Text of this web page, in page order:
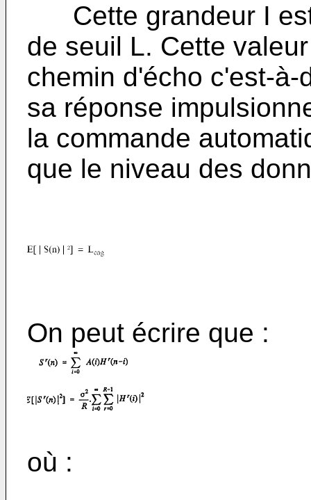
Cette grandeur I est
de seuil L. Cette
chemin d'écho c'est-
sa réponse
la commande
que le niveau des
On peut écrire que :
où :